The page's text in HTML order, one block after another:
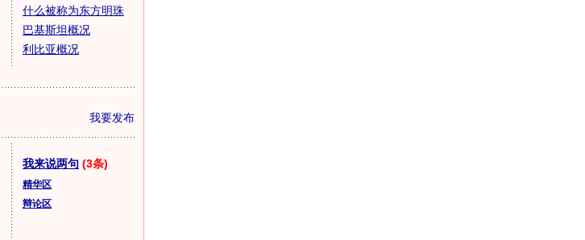
什么被称为东方明珠
巴基斯坦概况
利比亚概况
我要发布
我来说两句 (3条)
精华区
辩论区